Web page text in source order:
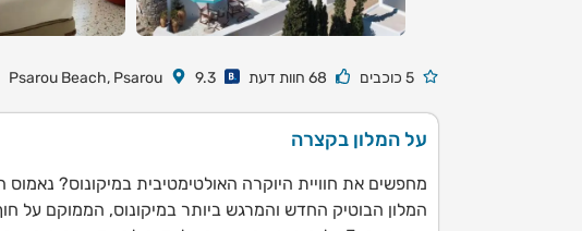
5 כוכבים 68 חוות דעת 9.3
Psarou Beach, Psarou
על המלון בקצרה